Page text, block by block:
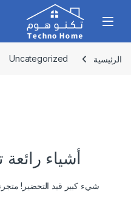
Skip to navigation
Skip to content
الرئيسية Uncategorized
أشياء
شيء كبير قيد التحضير!